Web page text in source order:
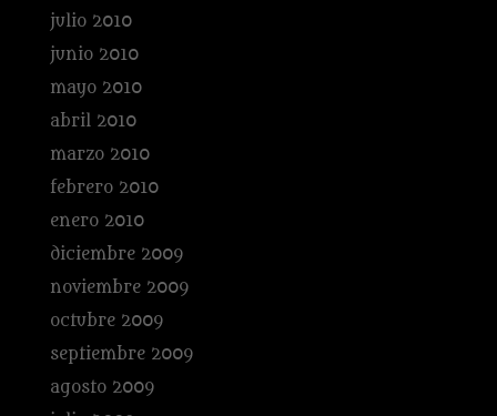
julio 2010
junio 2010
mayo 2010
abril 2010
marzo 2010
febrero 2010
enero 2010
diciembre 2009
noviembre 2009
octubre 2009
septiembre 2009
agosto 2009